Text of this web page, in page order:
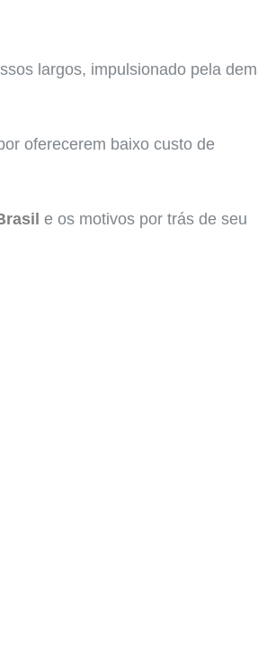
largos, impulsionado pela
oferecerem baixo custo de
e os motivos por trás de seu